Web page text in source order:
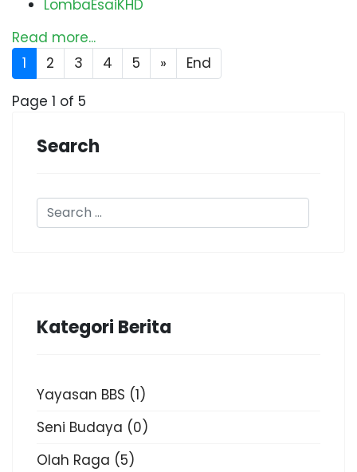
LombaEsaiKHD
Read more...
1
2 3 4 5 »
End
Page 1 of 5
Search
Kategori Berita
Yayasan BBS (1)
Seni Budaya (0)
Olah Raga (5)